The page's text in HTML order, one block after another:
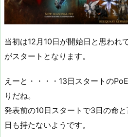
当初は12月10日が開始日と思われ
がスタートとなります。
えーと・・・・13日スタートの
りだね。
発表前の10日スタートで3日の命
日も持たないようです。